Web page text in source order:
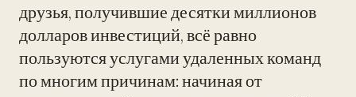
друзья, получившие десятки миллионов
долларов инвестиций, всё равно
пользуются услугами удаленных команд
по многим причинам: начиная от